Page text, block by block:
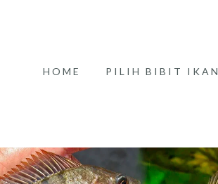
HOME PILIH BIBIT IKAN